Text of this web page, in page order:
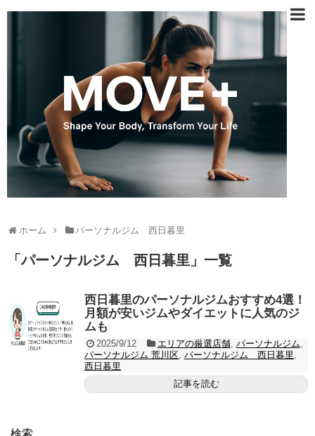
ホーム パーソナルジム 西日暮里
「パーソナルジム 西日暮里 」 一覧
西日暮里のパーソナルジムおすすめ4選！
月額が安いジムやダイエットに人気のジ
ムも
2025/9/12 エリアの厳選店舗, パーソナルジム
パーソナルジム 荒川区 パーソナルジム 西日暮里
西日暮里
記事を読む
検索